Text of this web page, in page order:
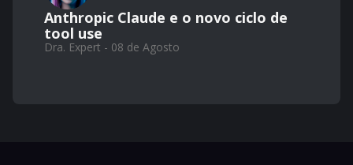
Anthropic Claude e o novo ciclo de
tool use
Dra. Expert - 08 de Agosto